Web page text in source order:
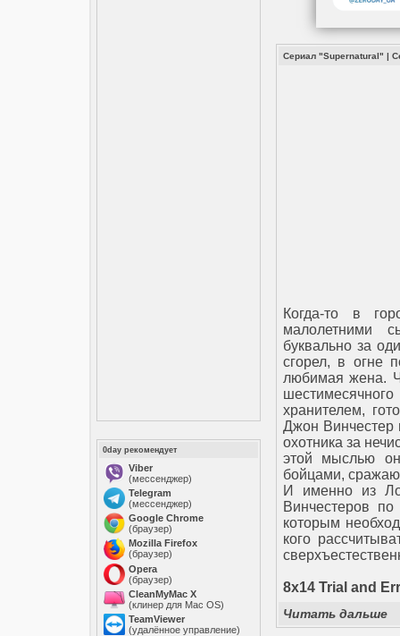
0day рекомендует
Viber
(мессенджер)
Telegram
(мессенджер)
Google Chrome
(браузер)
Mozilla Firefox
(браузер)
Opera
(браузер)
CleanMyMac X
(клинер для Mac OS)
TeamViewer
(удалённое управление)
Сериал "Supernatural" |
Когда-то в
малолетними
буквально за
сгорел, в огне
любимая жена.
хранителем,
Джон Винчестер
охотника за
этой мыслью
бойцами,
И именно из
Винчестеров
которым
кого
8x14 Trial and
Читать дальше